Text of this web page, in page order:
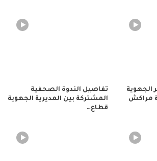
الجهوية
مراكش
تفاصيل الندوة الصحفية
المشتركة بين المديرية الجهوية
قطاع…